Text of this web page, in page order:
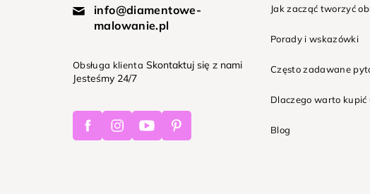
info@diamentowe-
malowanie.pl
Obsługa klienta Skontaktuj się z nami
Jesteśmy 24/7
FacebookInstagramYoutubePinterest
Jak zacząć tworzyć
Porady i wskazówki
Często zadawane
Dlaczego warto kupić
Blog